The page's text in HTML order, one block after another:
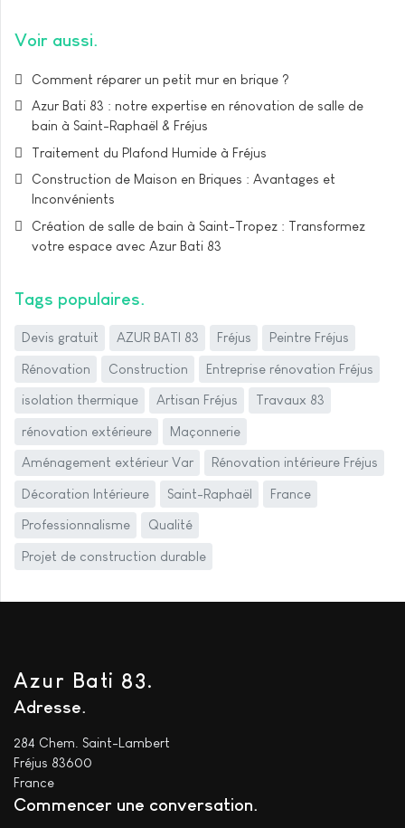
Voir aussi
Comment réparer un petit mur en brique ?
Azur Bati 83 : notre expertise en rénovation de salle de
bain à Saint-Raphaël & Fréjus
Traitement du Plafond Humide à Fréjus
Construction de Maison en Briques : Avantages et
Inconvénients
Création de salle de bain à Saint-Tropez : Transformez
votre espace avec Azur Bati 83
Tags populaires
Devis gratuit AZUR BATI 83 Fréjus Peintre Fréjus
Rénovation Construction Entreprise rénovation Fréjus
isolation thermique Artisan Fréjus Travaux 83
rénovation extérieure Maçonnerie
Aménagement extérieur Var Rénovation intérieure Fréjus
Décoration Intérieure Saint-Raphaël France
Professionnalisme Qualité
Projet de construction durable
Azur Bati 83.
Adresse
284 Chem. Saint-Lambert
Fréjus 83600
France
Commencer une conversation